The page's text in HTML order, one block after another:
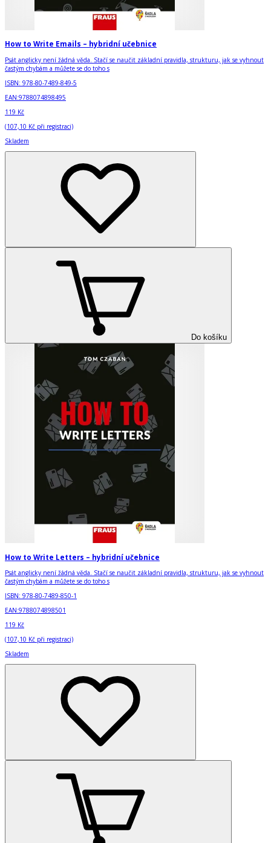
How to Write Emails – hybridní učebnice
Psát anglicky není žádná věda. Stačí se naučit základní pravidla, strukturu, jak se vyhnout
častým chybám a můžete se do toho s
ISBN: 978-80-7489-849-5
EAN:9788074898495
119 Kč
(107,10 Kč při registraci)
Skladem
Do košíku
How to Write Letters – hybridní učebnice
Psát anglicky není žádná věda. Stačí se naučit základní pravidla, strukturu, jak se vyhnout
častým chybám a můžete se do toho s
ISBN: 978-80-7489-850-1
EAN:9788074898501
119 Kč
(107,10 Kč při registraci)
Skladem